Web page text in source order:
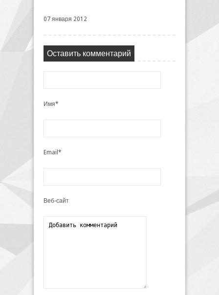
07 января 2012
Оставить комментарий
Имя*
Email*
Веб-сайт